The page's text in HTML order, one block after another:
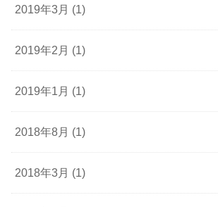
2019年3月 (1)
2019年2月 (1)
2019年1月 (1)
2018年8月 (1)
2018年3月 (1)